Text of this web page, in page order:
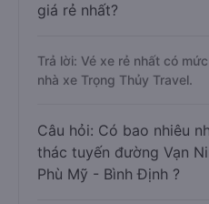
giá rẻ nhất?
Trả lời: Vé xe rẻ nhất có
nhà xe Trọng Thủy Travel.
Câu hỏi: Có bao nhiêu
thác tuyến đường Vạn
Phù Mỹ - Bình Định ?